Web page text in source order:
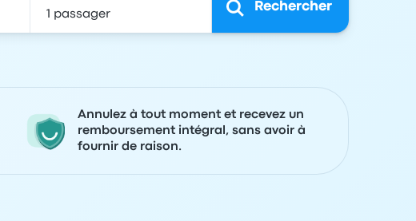
Rechercher
Annulez à tout moment et recevez un
remboursement intégral, sans avoir à
fournir de raison.